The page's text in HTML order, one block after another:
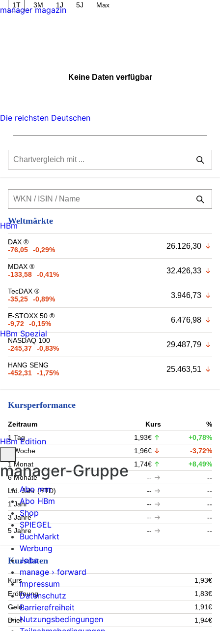
1T 3M 1J 5J Max
Keine Daten verfügbar
Weltmärkte
DAX ®
-76,05
-0,29% 26.126,30
MDAX ®
-133,58
-0,41% 32.426,33
TecDAX ®
-35,25
-0,89% 3.946,73
E-STOXX 50 ®
-9,72
-0,15% 6.476,98
NASDAQ 100
-245,37
-0,83% 29.487,79
HANG SENG
-452,31
-1,75% 25.463,51
Kursperformance
Zeitraum Kurs
%
1 Tag
1,93€
+0,78%
1 Woche
1,96€
-3,72%
1 Monat
1,74€
+8,49%
6 Monate
--
--
Lfd. Jahr (YTD)
--
--
1 Jahr
--
--
3 Jahre
--
--
5 Jahre
-- --
Kursdaten
Kurs
1,93€
Eröffnung
1,83€
Geld
1,91€
Brief
1,94€
manager magazin
Die reichsten Deutschen
HBm
HBm Spezial
HBm Edition
manager-Gruppe
Abo mm
Abo HBm
Shop
SPIEGEL
BuchMarkt
Werbung
Jobs
manage › forward
Impressum
Datenschutz
Barrierefreiheit
Nutzungsbedingungen